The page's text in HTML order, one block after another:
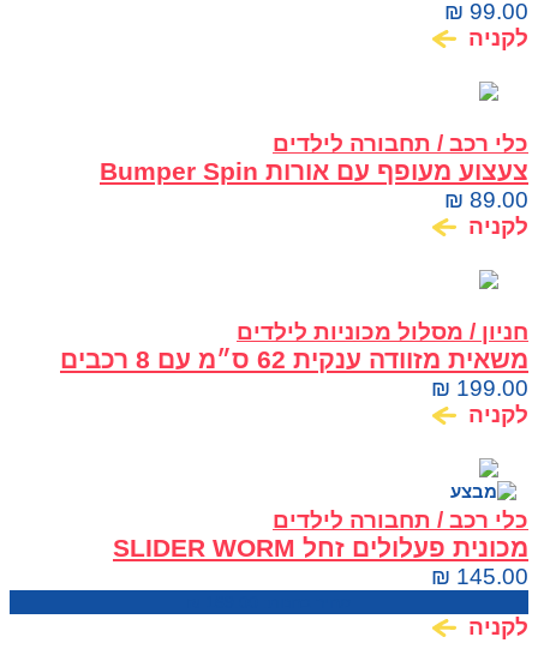
יורה דיסקיות
₪ 99.00
לקניה
כלי רכב / תחבורה לילדים
צעצוע מעופף עם אורות Bumper Spin
Flybotic
₪ 89.00
לקניה
חניון / מסלול מכוניות לילדים
משאית מזוודה ענקית 62 ס״מ עם 8 רכבים
ומסוק Dickie Toys ₪ 199.00
לקניה
כלי רכב / תחבורה לילדים
מכונית פעלולים זחל SLIDER WORM
₪ 145.00
לקניה